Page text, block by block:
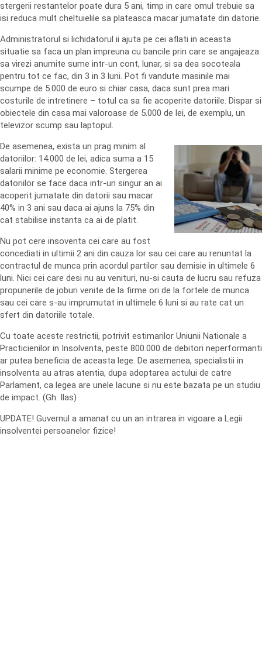
stergerii restantelor poate dura 5 ani, timp in care omul trebuie sa
isi reduca mult cheltuielile sa plateasca macar jumatate din datorie.
Administratorul si lichidatorul ii ajuta pe cei aflati in aceasta
situatie sa faca un plan impreuna cu bancile prin care se angajeaza
sa virezi anumite sume intr-un cont, lunar, si sa dea socoteala
pentru tot ce fac, din 3 in 3 luni. Pot fi vandute masinile mai
scumpe de 5.000 de euro si chiar casa, daca sunt prea mari
costurile de intretinere – totul ca sa fie acoperite datoriile. Dispar si
obiectele din casa mai valoroase de 5.000 de lei, de exemplu, un
televizor scump sau laptopul.
De asemenea, exista un prag minim al
datoriilor: 14.000 de lei, adica suma a 15
salarii minime pe economie. Stergerea
datoriilor se face daca intr-un singur an ai
acoperit jumatate din datorii sau macar
40% in 3 ani sau daca ai ajuns la 75% din
cat stabilise instanta ca ai de platit.
Nu pot cere insoventa cei care au fost
concediati in ultimii 2 ani din cauza lor sau cei care au renuntat la
contractul de munca prin acordul partilor sau demisie in ultimele 6
luni. Nici cei care desi nu au venituri, nu-si cauta de lucru sau refuza
propunerile de joburi venite de la firme ori de la fortele de munca
sau cei care s-au imprumutat in ultimele 6 luni si au rate cat un
sfert din datoriile totale.
Cu toate aceste restrictii, potrivit estimarilor Uniunii Nationale a
Practicienilor in Insolventa, peste 800.000 de debitori neperformanti
ar putea beneficia de aceasta lege. De asemenea, specialistii in
insolventa au atras atentia, dupa adoptarea actului de catre
Parlament, ca legea are unele lacune si nu este bazata pe un studiu
de impact. (Gh. Ilas)
UPDATE! Guvernul a amanat cu un an intrarea in vigoare a Legii
insolventei persoanelor fizice!